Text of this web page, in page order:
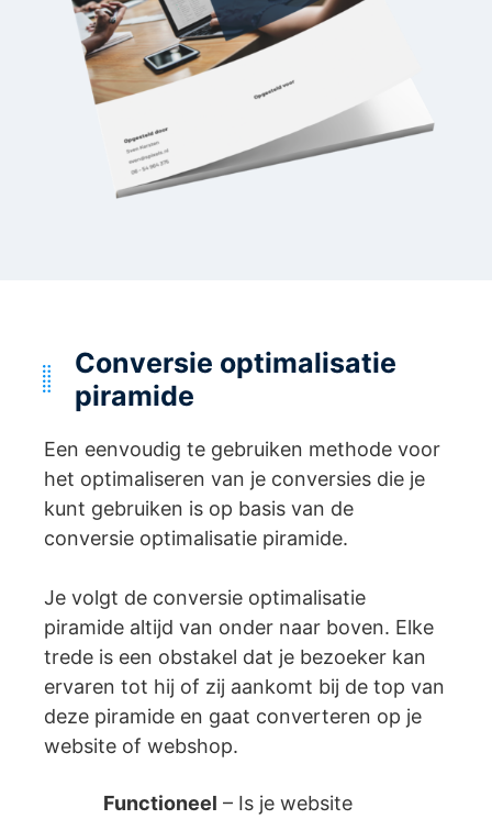
Conversie optimalisatie
piramide
Een eenvoudig te gebruiken methode voor
het optimaliseren van je conversies die je
kunt gebruiken is op basis van de
conversie optimalisatie piramide.
Je volgt de conversie optimalisatie
piramide altijd van onder naar boven. Elke
trede is een obstakel dat je bezoeker kan
ervaren tot hij of zij aankomt bij de top van
deze piramide en gaat converteren op je
website of webshop.
Functioneel – Is je website